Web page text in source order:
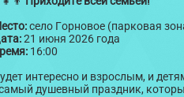
село Горновое (парковая
21 июня 2026 года
16:00
интересно и взрослым, и
душевный праздник,